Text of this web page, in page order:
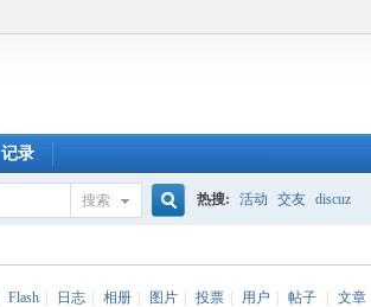
记录
搜索 热搜: 活动 交友 discuz
Flash 日志 相册 图片 投票 用户 帖子 文章